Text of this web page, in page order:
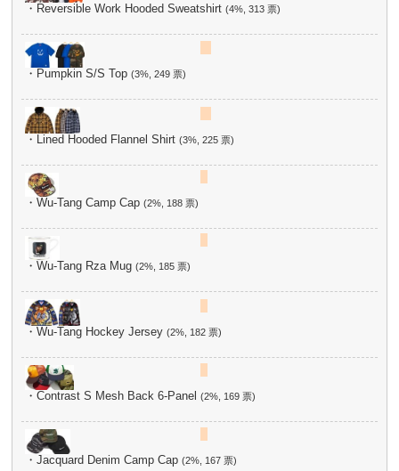
・Reversible Work Hooded Sweatshirt(4%, 313 票)
・Pumpkin S/S Top(3%, 249 票)
・Lined Hooded Flannel Shirt(3%, 225 票)
・Wu-Tang Camp Cap(2%, 188 票)
・Wu-Tang Rza Mug(2%, 185 票)
・Wu-Tang Hockey Jersey(2%, 182 票)
・Contrast S Mesh Back 6-Panel(2%, 169 票)
・Jacquard Denim Camp Cap(2%, 167 票)